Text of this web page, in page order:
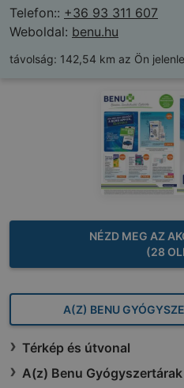
Telefon:: +36 93 311 607
Weboldal: benu.hu
távolság: 142,54 km az Ön
NÉZD MEG AZ
(28
A(Z) BENU
Térkép és útvonal
A(z) Benu